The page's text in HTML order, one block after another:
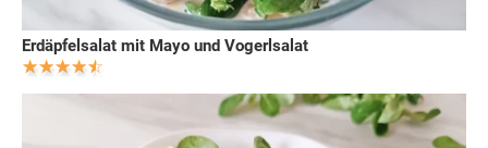
Erdäpfelsalat mit Mayo und Vogerlsalat